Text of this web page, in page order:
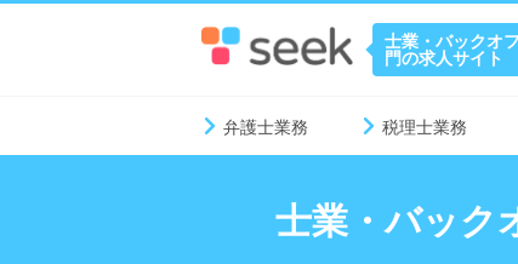
士業・バックオ
門の求人サイト
弁護士業務 税理士業務
士業・バック